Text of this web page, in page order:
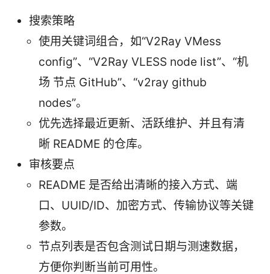
搜索策略
使用关键词组合，如“V2Ray VMess
config”、“V2Ray VLESS node list”、“机
场 节点 GitHub”、“v2ray github
nodes”。
优先选择最近更新、活跃维护、并且有清
晰 README 的仓库。
审核要点
README 是否给出清晰的接入方式、端
口、UUID/ID、加密方式、传输协议等关键
参数。
节点列表是否包含测试日期与测速数据，
方便你判断当前可用性。